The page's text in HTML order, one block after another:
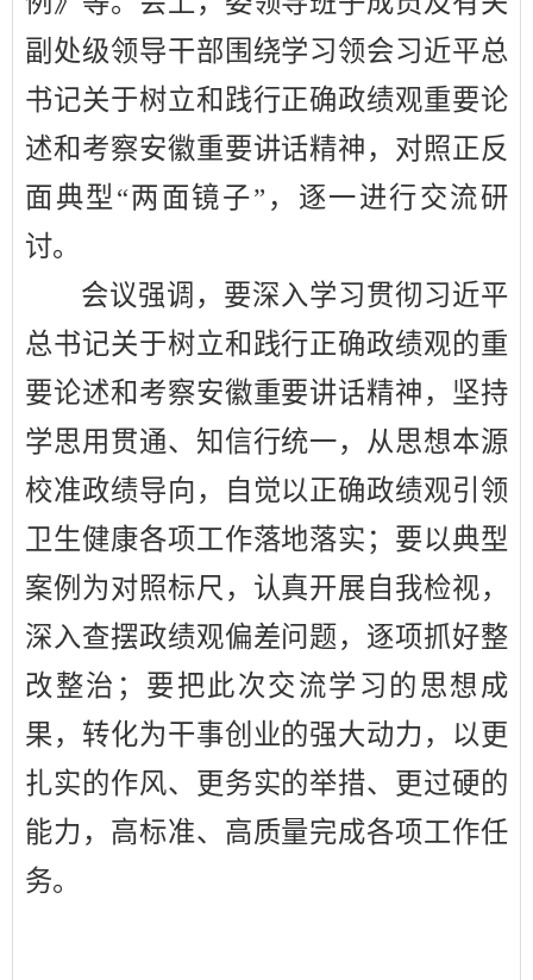
副处级领导干部 围绕学习领会习近平总
书记关于树立和践行正确政绩观重要论
述和考察安徽重要讲话精神，对照正反
面典型 “两面镜子”，逐一进行交流研
讨。
会议强调，要深入学习贯彻习近平
总书记关于树立和践行正确政绩观的重
要论述和考察安徽重要讲话精神，坚持
学思用贯通、知信行统一，从思想本源
校准政绩导向，自觉以正确政绩观引领
卫生健康各项工作落地落实； 要以典型
案例为对照标尺， 认真开展自我检视，
深入查摆政绩观偏差问题 ，逐项抓好整
改整治；
要把此次交流学习的思想成
果，转化为干事创业的强大动力，以更
扎实的作风、更务实的举措、更过硬的
能力，高标准、高质量完成各项工作任
务。